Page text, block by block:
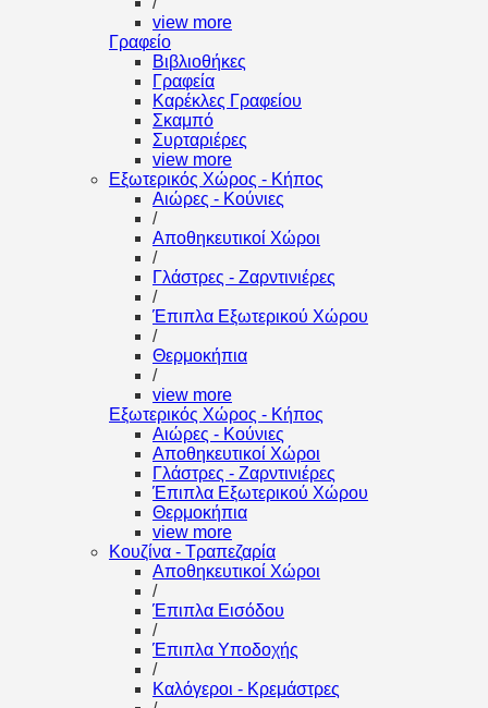
view more
Γραφείο
Βιβλιοθήκες
Γραφεία
Καρέκλες Γραφείου
Σκαμπό
Συρταριέρες
view more
Εξωτερικός Χώρος - Κήπος
Αιώρες - Κούνιες
/
Αποθηκευτικοί Χώροι
/
Γλάστρες - Ζαρντινιέρες
/
Έπιπλα Εξωτερικού Χώρου
/
Θερμοκήπια
/
view more
Εξωτερικός Χώρος - Κήπος
Αιώρες - Κούνιες
Αποθηκευτικοί Χώροι
Γλάστρες - Ζαρντινιέρες
Έπιπλα Εξωτερικού Χώρου
Θερμοκήπια
view more
Κουζίνα - Τραπεζαρία
Αποθηκευτικοί Χώροι
/
Έπιπλα Εισόδου
/
Έπιπλα Υποδοχής
/
Καλόγεροι - Κρεμάστρες